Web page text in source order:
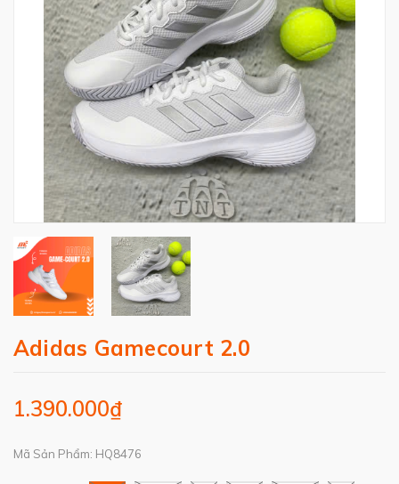
Adidas Gamecourt 2.0
1.390.000₫
Mã Sản Phẩm: HQ8476